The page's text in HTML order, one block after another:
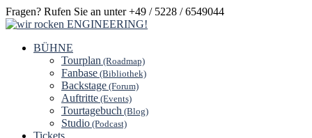
Fragen? Rufen Sie an unter +49 / 5228 / 6549044
BÜHNE
Tourplan (Roadmap)
Fanbase (Bibliothek)
Backstage (Forum)
Auftritte (Events)
Tourtagebuch (Blog)
Studio (Podcast)
Tickets